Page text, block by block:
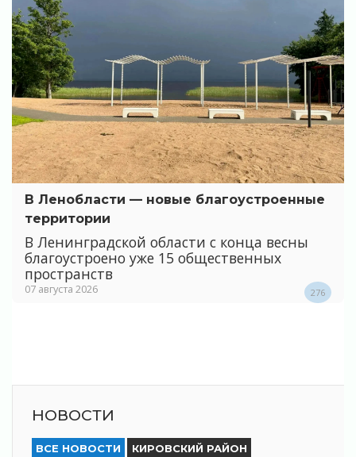
В Ленобласти — новые благоустроенные
территории
В Ленинградской области с конца весны
благоустроено уже 15 общественных
пространств
07 августа 2026 276
НОВОСТИ
ВСЕ НОВОСТИ КИРОВСКИЙ РАЙОН